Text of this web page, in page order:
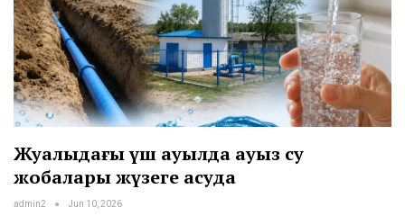
Жуалыдағы үш ауылда ауыз су
жобалары жүзеге асуда
admin2 Jun 10, 2026